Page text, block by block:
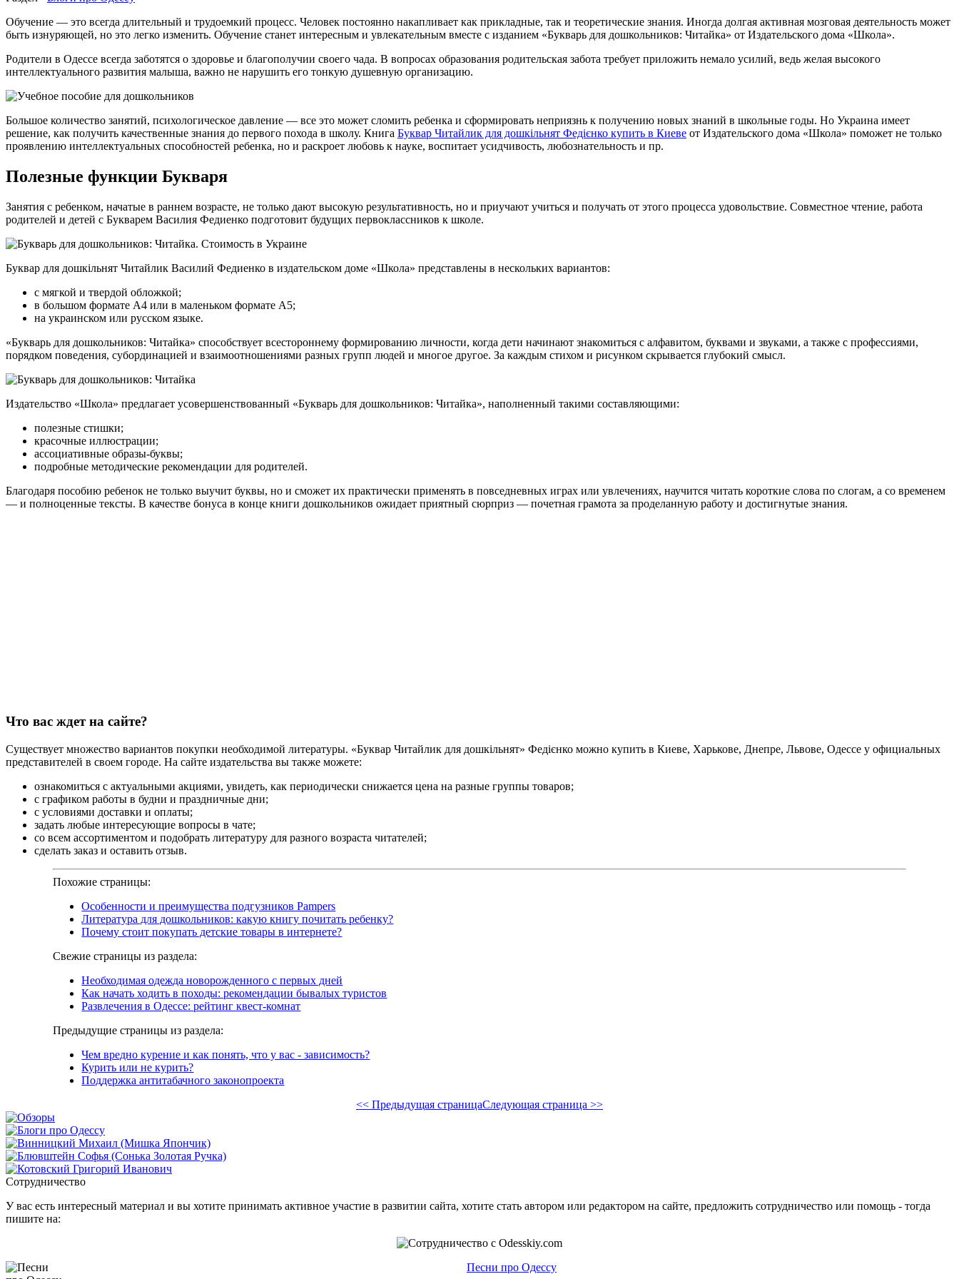
Обучение — это всегда длительный и трудоемкий процесс. Человек постоянно накапливает как прикладные, так и теоретические знания. Иногда долгая активная мозговая деятельность может
быть изнуряющей, но это легко изменить. Обучение станет интересным и увлекательным вместе с изданием «Букварь для дошкольников: Читайка» от Издательского дома «Школа».
Родители в Одессе всегда заботятся о здоровье и благополучии своего чада. В вопросах образования родительская забота требует приложить немало усилий, ведь желая высокого
интеллектуального развития малыша, важно не нарушить его тонкую душевную организацию.
Большое количество занятий, психологическое давление — все это может сломить ребенка и сформировать неприязнь к получению новых знаний в школьные годы. Но Украина имеет
решение, как получить качественные знания до первого похода в школу. Книга Буквар Читайлик для дошкільнят Федієнко купить в Киеве от Издательского дома «Школа» поможет не только
проявлению интеллектуальных способностей ребенка, но и раскроет любовь к науке, воспитает усидчивость, любознательность и пр.
Полезные функции Букваря
Занятия с ребенком, начатые в раннем возрасте, не только дают высокую результативность, но и приучают учиться и получать от этого процесса удовольствие. Совместное чтение, работа
родителей и детей с Букварем Василия Федиенко подготовит будущих первоклассников к школе.
Буквар для дошкільнят Читайлик Василий Федиенко в издательском доме «Школа» представлены в нескольких вариантов:
с мягкой и твердой обложкой;
в большом формате А4 или в маленьком формате А5;
на украинском или русском языке.
«Букварь для дошкольников: Читайка» способствует всестороннему формированию личности, когда дети начинают знакомиться с алфавитом, буквами и звуками, а также с профессиями,
порядком поведения, субординацией и взаимоотношениями разных групп людей и многое другое. За каждым стихом и рисунком скрывается глубокий смысл.
Издательство «Школа» предлагает усовершенствованный «Букварь для дошкольников: Читайка», наполненный такими составляющими:
полезные стишки;
красочные иллюстрации;
ассоциативные образы-буквы;
подробные методические рекомендации для родителей.
Благодаря пособию ребенок не только выучит буквы, но и сможет их практически применять в повседневных играх или увлечениях, научится читать короткие слова по слогам, а со временем
— и полноценные тексты. В качестве бонуса в конце книги дошкольников ожидает приятный сюрприз — почетная грамота за проделанную работу и достигнутые знания.
Что вас ждет на сайте?
Существует множество вариантов покупки необходимой литературы. «Буквар Читайлик для дошкільнят» Федієнко можно купить в Киеве, Харькове, Днепре, Львове, Одессе у официальных
представителей в своем городе. На сайте издательства вы также можете:
ознакомиться с актуальными акциями, увидеть, как периодически снижается цена на разные группы товаров;
с графиком работы в будни и праздничные дни;
с условиями доставки и оплаты;
задать любые интересующие вопросы в чате;
со всем ассортиментом и подобрать литературу для разного возраста читателей;
сделать заказ и оставить отзыв.
Похожие страницы:
Особенности и преимущества подгузников Pampers
Литература для дошкольников: какую книгу почитать ребенку?
Почему стоит покупать детские товары в интернете?
Свежие страницы из раздела:
Необходимая одежда новорожденного с первых дней
Как начать ходить в походы: рекомендации бывалых туристов
Развлечения в Одессе: рейтинг квест-комнат
Предыдущие страницы из раздела:
Чем вредно курение и как понять, что у вас - зависимость?
Курить или не курить?
Поддержка антитабачного законопроекта
<< Предыдущая страницаСледующая страница >>
Сотрудничество
У вас есть интересный материал и вы хотите принимать активное участие в развитии сайта, хотите стать автором или редактором на сайте, предложить сотрудничество или помощь - тогда
пишите на:
Песни про Одессу